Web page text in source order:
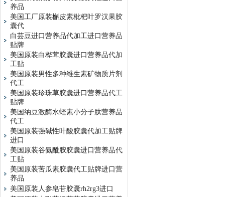
养品
美国工厂原装槲皮素枇杷叶罗汉果胶
囊代
白芸豆进口营养品代加工进口营养品
贴牌
美国原装白桦茸胶囊进口营养品代加
工贴
美国原装男性多种维生素矿物质片剂
代工
美国原装珍珠草胶囊进口营养品代工
贴牌
美国纳豆激酶水蛭素小分子肽营养品
代工
美国原装强碱性叶酸胶囊代加工贴牌
进口
美国原装谷氨酰胺胶囊进口营养品代
工贴
美国原装苦瓜素胶囊代工贴牌进口营
养品
美国原装人参皂苷胶囊rh2rg3进口